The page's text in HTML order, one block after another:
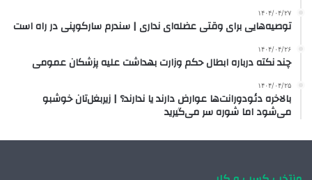
۱۴۰۴/۰۴/۲۷
توصیه‌هایی برای وقتی عضله‌ای نداری | سندرم سارکوپنی در راه است
۱۴۰۴/۰۴/۲۶
چند نکته درباره ابطال حکم وزارت بهداشت علیه پزشکان عمومی
۱۴۰۴/۰۴/۲۵
بالاخره دئودورانت‌ها عوارض دارند یا ندارند؟ | زیربغل‌تان خوشبو
می‌شود اما شوره سر می‌گیرید